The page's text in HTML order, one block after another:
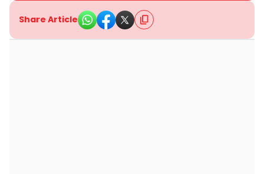
Share Article